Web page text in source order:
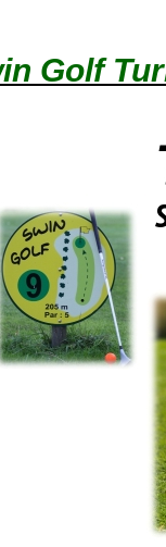
Golf